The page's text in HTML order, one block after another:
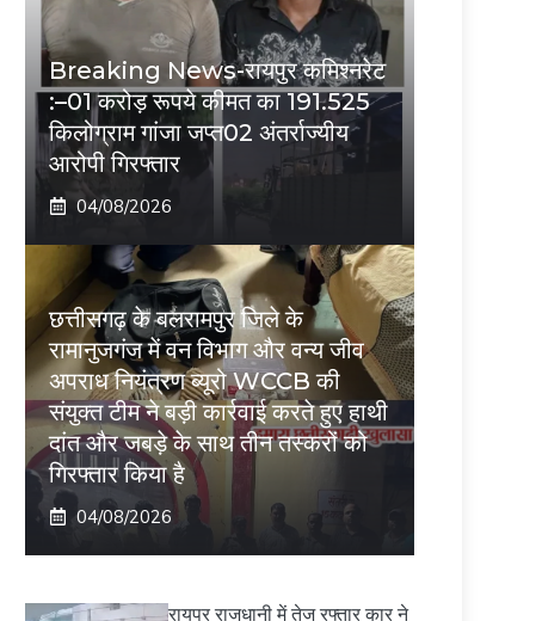
Breaking News-रायपुर कमिश्नरेट
:–01 करोड़ रूपये कीमत का 191.525
किलोग्राम गांजा जप्त02 अंतर्राज्यीय
आरोपी गिरफ्तार
04/08/2026
छत्तीसगढ़ के बलरामपुर जिले के
रामानुजगंज में वन विभाग और वन्य जीव
अपराध नियंत्रण ब्यूरो WCCB की
संयुक्त टीम ने बड़ी कार्रवाई करते हुए हाथी
दांत और जबड़े के साथ तीन तस्करों को
गिरफ्तार किया है
04/08/2026
रायपुर राजधानी में तेज रफ्तार कार ने